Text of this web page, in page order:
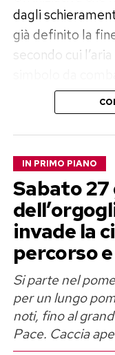
dagli
già definito la
secondo cui
Cinema
nelle ore più
Il piano
l’apertura
ore più torride
si aggiungono
pubblici
l’occasione in
L’obiettivo è
sicuro
cittadini più
IN PRIMO PIANO
Sabato 27
invade la
percorso
Si parte nel
per un lungo
noti, fino al
Pace. Caccia